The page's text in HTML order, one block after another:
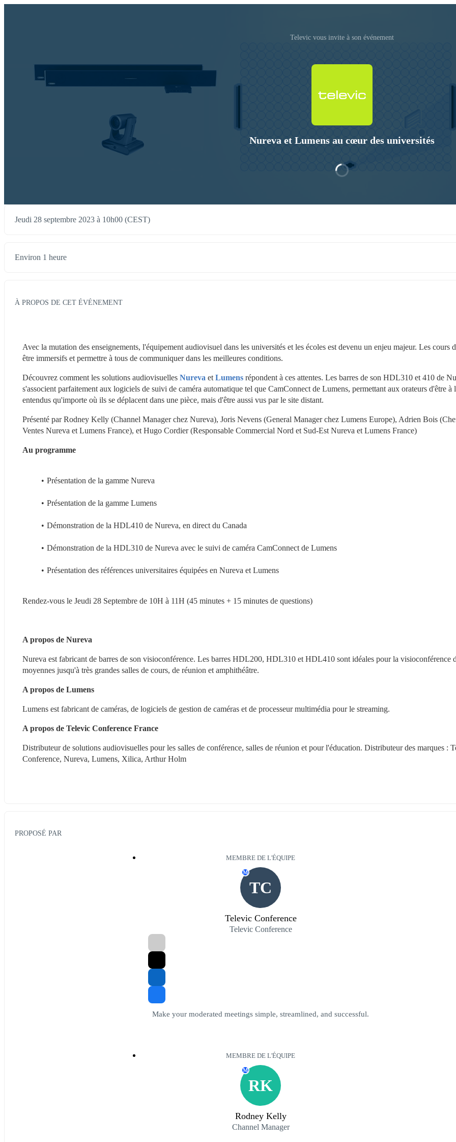
Televic vous invite à son événement
Nureva et Lumens au cœur des universités
Jeudi 28 septembre 2023 à 10h00 (CEST)
Environ 1 heure
À PROPOS DE CET ÉVÉNEMENT
Avec la mutation des enseignements, l'équipement audiovisuel dans les universités et les écoles est devenu un enjeu majeur. Les cours
être immersifs et permettre à tous de communiquer dans les meilleures conditions.
Découvrez comment les solutions audiovisuelles Nureva et Lumens répondent à ces attentes. Les barres de son HDL310 et 410 de
s'associent parfaitement aux logiciels de suivi de caméra automatique tel que CamConnect de Lumens, permettant aux orateurs d'être à
entendus qu'importe où ils se déplacent dans une pièce, mais d'être aussi vus par le site distant.
Présenté par Rodney Kelly (Channel Manager chez Nureva), Joris Nevens (General Manager chez Lumens Europe), Adrien Bois
Ventes Nureva et Lumens France), et Hugo Cordier (Responsable Commercial Nord et Sud-Est Nureva et Lumens France)
Au programme
Présentation de la gamme Nureva
Présentation de la gamme Lumens
Démonstration de la HDL410 de Nureva, en direct du Canada
Démonstration de la HDL310 de Nureva avec le suivi de caméra CamConnect de Lumens
Présentation des références universitaires équipées en Nureva et Lumens
Rendez-vous le Jeudi 28 Septembre de 10H à 11H (45 minutes + 15 minutes de questions)
A propos de Nureva
Nureva est fabricant de barres de son visioconférence. Les barres HDL200, HDL310 et HDL410 sont idéales pour la visioconférence
moyennes jusqu'à très grandes salles de cours, de réunion et amphithéâtre.
A propos de Lumens
Lumens est fabricant de caméras, de logiciels de gestion de caméras et de processeur multimédia pour le streaming.
A propos de Televic Conference France
Distributeur de solutions audiovisuelles pour les salles de conférence, salles de réunion et pour l'éducation. Distributeur des marques :
Conference, Nureva, Lumens, Xilica, Arthur Holm
PROPOSÉ PAR
MEMBRE DE L'ÉQUIPE
TC
M
Televic Conference
Televic Conference
Make your moderated meetings simple, streamlined, and successful.
MEMBRE DE L'ÉQUIPE
RK
M
Rodney Kelly
Channel Manager